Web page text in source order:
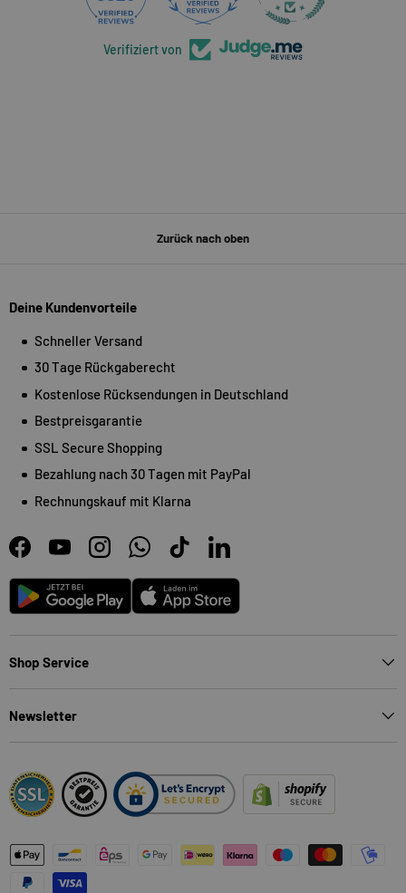
Verifiziert von
Zurück nach oben
Deine Kundenvorteile
Schneller Versand
30 Tage Rückgaberecht
Kostenlose Rücksendungen in Deutschland
Bestpreisgarantie
SSL Secure Shopping
Bezahlung nach 30 Tagen mit PayPal
Rechnungskauf mit Klarna
FacebookYouTubeInstagramWhatsAppTikTokLinkedIn
Android App Store
Shop Service
Newsletter
Zahlungsmethoden